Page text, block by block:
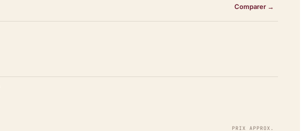
Comparer →
PRIX APPROX.